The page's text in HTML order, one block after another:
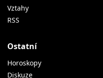
Vztahy
RSS
Ostatní
Horoskopy
Diskuze